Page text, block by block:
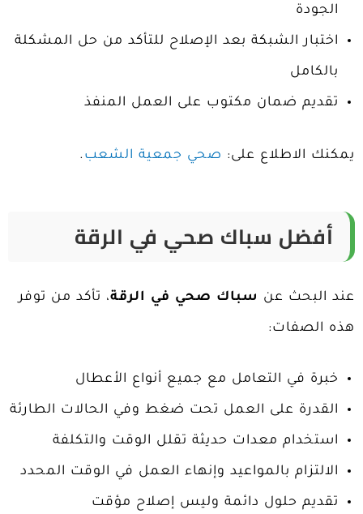
الجودة
اختبار الشبكة بعد الإصلاح للتأكد من حل المشكلة
بالكامل
تقديم ضمان مكتوب على العمل المنفذ
يمكنك الاطلاع على: صحي جمعية الشعب .
أفضل سباك صحي في الرقة
عند البحث عن سباك صحي في الرقة، تأكد من توفر
هذه الصفات:
خبرة في التعامل مع جميع أنواع الأعطال
القدرة على العمل تحت ضغط وفي الحالات الطارئة
استخدام معدات حديثة تقلل الوقت والتكلفة
الالتزام بالمواعيد وإنهاء العمل في الوقت المحدد
تقديم حلول دائمة وليس إصلاح مؤقت